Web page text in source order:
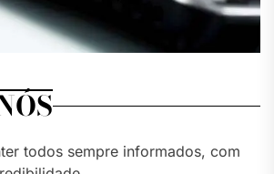
todos sempre informados, com